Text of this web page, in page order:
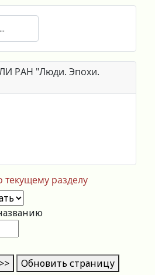
РАН "Люди. Эпохи.
текущему разделу
Сбросить фильтр >> Обновить страницу